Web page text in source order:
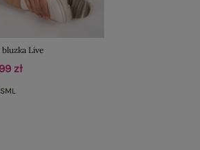
Live
zł
SML